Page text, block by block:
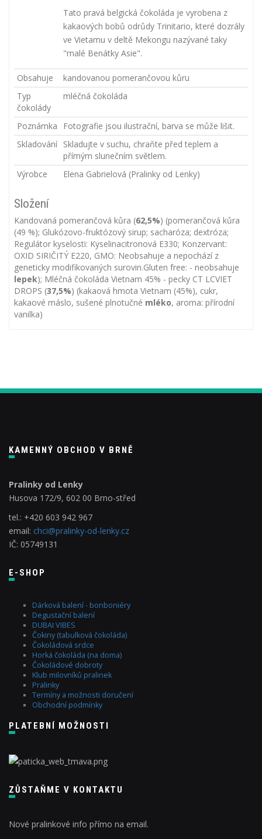
Tato pravá belgická čokoláda je vyrobena z
kakaových bobů odrůdy Trinitario, které dozrály
ve Vietamu v deltě Mekongu nazývané taky
"malé Benátky Asie".
Obsahuje
kandovanou pomerančovou kůru
Typ
čokolády
mléčná čokoláda
Poznámka
Fotografie jsou ilustrační, barva se může lišit.
Skladování Skladujte v suchu, chraňte před teplem a
přímým slunečním světlem.
Výrobce
Elena Gabrielová (Pralinky od Lenky)
Složení
Kandovaná pomerančová kůra (62,5%) (pomerančová kůra
(49 %); Glukózovo-fruktózový sirup; sacharóza; dextróza;
Regulátor kyselosti: Kyselinacitronová E330; Konzervant:
OXID SIRIČITÝ E220, GMO: Neobsahuje a nepochází z
geneticky modifikovaných surovin.Gluten free: - neobsahuje
lepek); Mléčná čokoláda Vietnam 45% - pecky CT LCVIET
DROPS (37,5%) (kakaová hmota Vietnam (45%), cukr,
kakaové máslo, sušené plnotučné mléko, aroma: přírodní
vanilka)
KAMENNÝ OBCHOD V BRNĚ
Pralinky od Lenky
Husova 172/9, 602 00 Brno-střed
tel.: +420 603 942 967
email: chci@pralinky-od-lenky.cz
IČ: 05749131
E-SHOP
Dárková balení - bonboniéry
Degustační balení
DUBAI VIBES
Čokiny (tabulková čokoláda)
Čokoládová srdce
Horká čokoláda (na doma)
Čokoládové dobroty
Klub milovníků pralinek
Pralinky
Termíny a možnosti doručení
Obchodní podmínky
PLATEBNÍ MOŽNOSTI
ZŮSTAŇME V KONTAKTU
Nové pralinkové info přímo na email.